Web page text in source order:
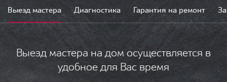
Выезд мастера Диагностика Гарантия на ремонт
Выезд мастера на дом осуществляется в
удобное для Вас время